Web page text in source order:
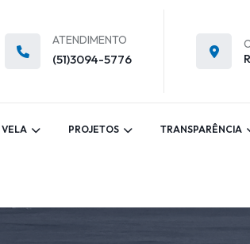
ATENDIMENTO
(51)3094-5776
VELA PROJETOS TRANSPARÊNCIA